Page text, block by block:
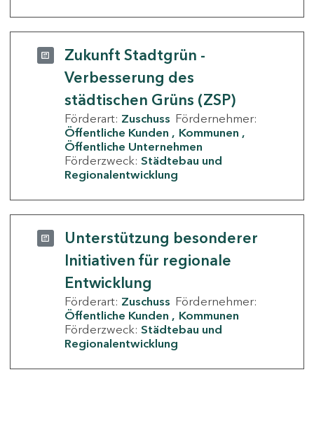
Zukunft Stadtgrün -
Verbesserung des
städtischen Grüns (ZSP)
Förderart: Zuschuss Fördernehmer:
Öffentliche Kunden
Kommunen
Öffentliche Unternehmen
Förderzweck: Städtebau und
Regionalentwicklung
Unterstützung besonderer
Initiativen für regionale
Entwicklung
Förderart: Zuschuss Fördernehmer:
Öffentliche Kunden
Kommunen
Förderzweck: Städtebau und
Regionalentwicklung